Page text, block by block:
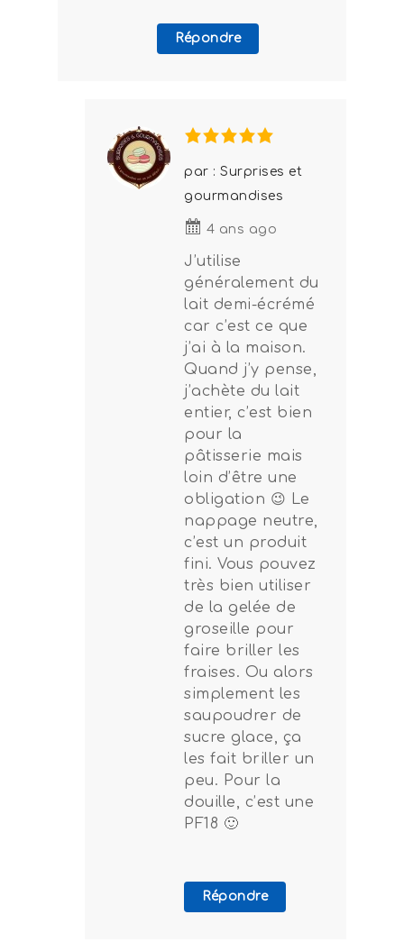
Répondre
par : Surprises et
gourmandises
4 ans ago
J’utilise
généralement du
lait demi-écrémé
car c’est ce que
j’ai à la maison.
Quand j’y pense,
j’achète du lait
entier, c’est bien
pour la
pâtisserie mais
loin d’être une
obligation 😉 Le
nappage neutre,
c’est un produit
fini. Vous pouvez
très bien utiliser
de la gelée de
groseille pour
faire briller les
fraises. Ou alors
simplement les
saupoudrer de
sucre glace, ça
les fait briller un
peu. Pour la
douille, c’est une
PF18 🙂
Répondre